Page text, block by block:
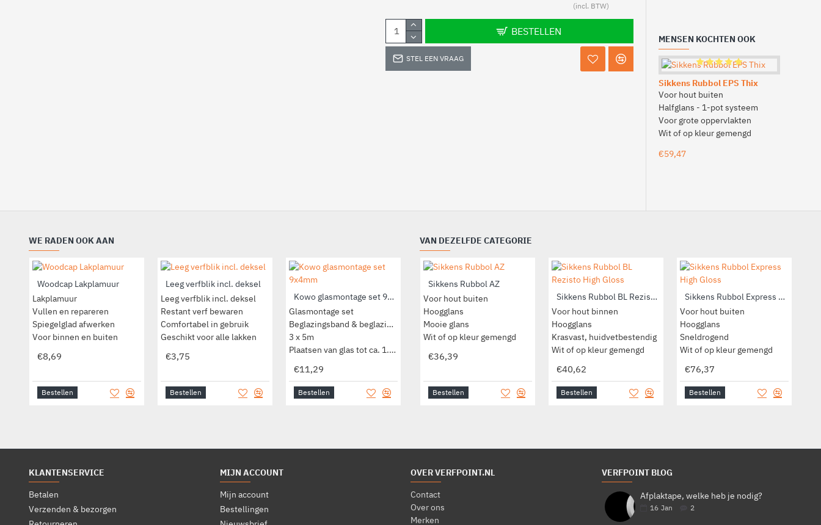
BESTELLEN
STEL EEN VRAAG
MENSEN KOCHTEN OOK
Sikkens Rubbol EPS Thix
Voor hout buiten
Halfglans - 1-pot systeem
Voor grote oppervlakten
Wit of op kleur gemengd
€59,47
WE RADEN OOK AAN
Woodcap Lakplamuur
Lakplamuur
Vullen en repareren
Spiegelglad afwerken
Voor binnen en buiten
€8,69
Bestellen
Leeg verfblik incl. deksel
Leeg verfblik incl. deksel
Restant verf bewaren
Comfortabel in gebruik
Geschikt voor alle lakken
€3,75
Bestellen
Kowo glasmontage set 9x4mm
Glasmontage set
Beglazingsband & beglazingsblokjes
3 x 5m
Plaatsen van glas tot ca. 1.5m
€11,29
Bestellen
Liquid Rubber Top Shield
Versnelt drogingsproces
Gemakkelijk aanbrengen
Milieuvriendelijk
€21,50
Bestellen
Blåkläder 1403 Werkbroek
Metalen knopen
Kleur: Zwart
Duurzaam en comfortabel
Naden in contrastkleuren
€68,50
Bestellen
VAN DEZELFDE CATEGORIE
Sikkens Rubbol AZ
Voor hout buiten
Hoogglans
Mooie glans
Wit of op kleur gemengd
€36,39
Bestellen
Sikkens Rubbol BL Rezisto High Gloss
Voor hout binnen
Hoogglans
Krasvast, huidvetbestendig
Wit of op kleur gemengd
€40,62
Bestellen
Sikkens Rubbol Express High Gloss
Voor hout buiten
Hoogglans
Sneldrogend
Wit of op kleur gemengd
€76,37
Bestellen
KLANTENSERVICE
Betalen
Verzenden & bezorgen
MIJN ACCOUNT
Mijn account
Bestellingen
OVER VERFPOINT.NL
Contact
Over ons
Merken
VERFPOINT BLOG
Afplaktape, welke heb je nodig?
16 Jan 2